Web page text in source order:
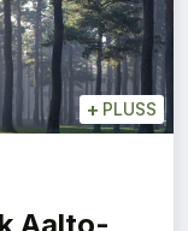
+ PLUSS